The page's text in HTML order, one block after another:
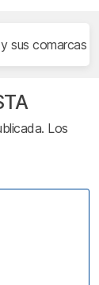
sus comarcas
Los